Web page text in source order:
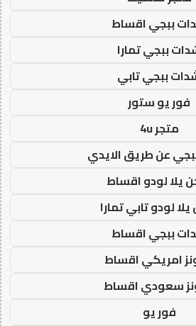
ببجي اقساط
ببجي تمارا
ببجي تابي
فور يو ستور
متجر 4u
عن طريق الايدي
يلا لودو اقساط
لودو تابي تمارا
ببجي اقساط
امريكي اقساط
سعودي اقساط
فور يو